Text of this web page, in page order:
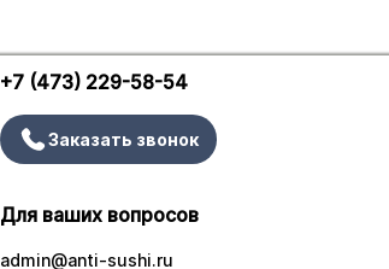
+7 (473) 229-58-54
Заказать звонок
Для ваших вопросов
admin@anti-sushi.ru